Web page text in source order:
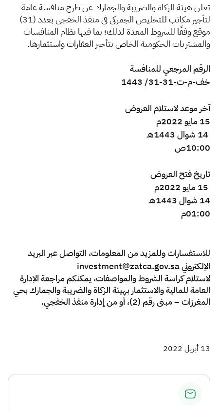
اقتراحات
الزكاة الجمارك
ضريبة القيمة المضافة
الإقرار الضريبي
التصرفات العقارية
​​​​تعلن هيئة الزكاة والضريبة والجمارك عن طرح منافسة عامة
لتأجير مكاتب للتخليص الجمركي في منفذ الخفجي بعدد (31)
موقع وفقًا للشروط المعدة لذلك؛ بما فيها نظام المنافسات
والمشتريات الحكومية الخاص بتأجير العقارات واستثمارها.
الرقم المرجعي للمنافسة
خف-م-ت-31-31/ 1443
آخر موعد لاستلام العروض
15 مايو 2022م
10:00ص
تاريخ فتح العروض
14 شوال 1443هـ
01:00م
للاستفسارات وللمزيد من المعلومات، التواصل عبر البريد
الإلكتروني investment@zatca.gov.sa
لاستلام كراسة الشروط والمواصفات، يمكنكم مراجعة الإدارة
العامة للمالية والاستثمار بهيئة الزكاة والضريبة والجمارك بحي
المغرزات – مبنى رقم (2)، أو من إدارة منفذ الخفجي.
13 أبريل 2022